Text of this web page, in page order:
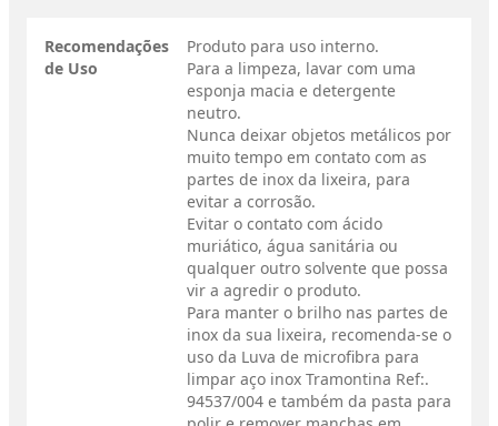
Recomendações
de Uso
Produto para uso interno.
Para a limpeza, lavar com uma
esponja macia e detergente
neutro.
Nunca deixar objetos metálicos por
muito tempo em contato com as
partes de inox da lixeira, para
evitar a corrosão.
Evitar o contato com ácido
muriático, água sanitária ou
qualquer outro solvente que possa
vir a agredir o produto.
Para manter o brilho nas partes de
inox da sua lixeira, recomenda-se o
uso da Luva de microfibra para
limpar aço inox Tramontina Ref:.
94537/004 e também da pasta para